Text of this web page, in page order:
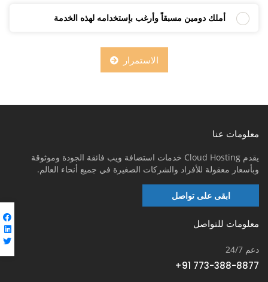
أملك دومين مسبقاً وأرغب بإستخدامه لهذه الخدمة
الاستمرار
معلومات عنا
يقدم Cloud Hosting خدمات استضافة ويب فائقة الجودة وموثوقة
وبأسعار معقولة للأفراد والشركات الصغيرة في جميع أنحاء العالم.
ابقى على تواصل
معلومات للتواصل
دعم 24/7
+91 773-388-8877